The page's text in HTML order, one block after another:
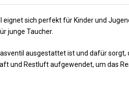
sich perfekt für Kinder und
junge Taucher.
ausgestattet ist und dafür
und Restluft aufgewendet, um das